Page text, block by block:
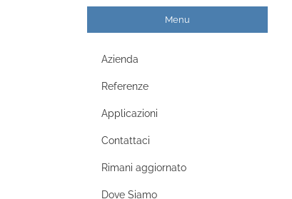
Menu
Azienda
Referenze
Applicazioni
Contattaci
Rimani aggiornato
Dove Siamo